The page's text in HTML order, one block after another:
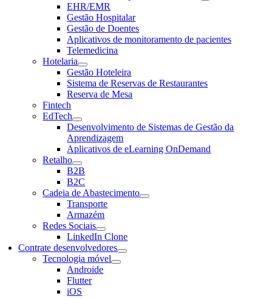
EHR/EMR
Gestão Hospitalar
Gestão de Doentes
Aplicativos de monitoramento de pacientes
Telemedicina
Hotelaria
Gestão Hoteleira
Sistema de Reservas de Restaurantes
Reserva de Mesa
Fintech
EdTech
Desenvolvimento de Sistemas de Gestão da
Aprendizagem
Aplicativos de eLearning OnDemand
Retalho
B2B
B2C
Cadeia de Abastecimento
Transporte
Armazém
Redes Sociais
LinkedIn Clone
Contrate desenvolvedores
Tecnologia móvel
Androide
Flutter
iOS